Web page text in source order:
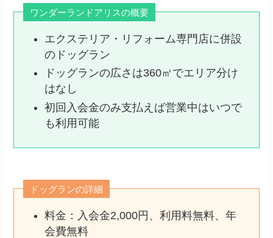
ワンダーランドアリスの概要
エクステリア・リフォーム専門店に併設
のドッグラン
ドッグランの広さは360㎡でエリア分け
はなし
初回入会金のみ支払えば営業中はいつで
も利用可能
ドッグランの詳細
料金：入会金2,000円、利用料無料、年
会費無料